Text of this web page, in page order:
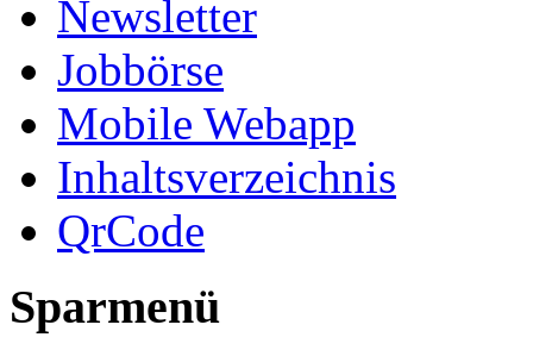
Newsletter
Jobbörse
Mobile Webapp
Inhaltsverzeichnis
QrCode
Sparmenü